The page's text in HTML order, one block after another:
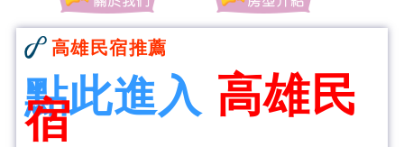
高雄民宿推薦
點此進入 高雄民
宿